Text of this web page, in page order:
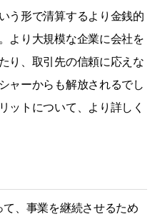
う形で清算するより金銭的
より大規模な企業に会社を
り、取引先の信頼に応えな
ャーからも解放されるでし
ットについて、より詳しく
、事業を継続させるため